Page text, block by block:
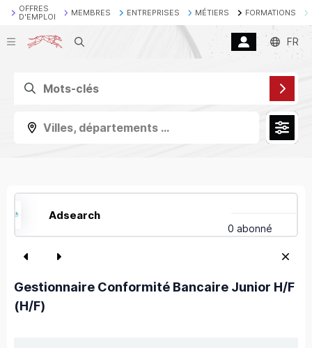
OFFRES
D'EMPLOI
MEMBRES ENTREPRISES MÉTIERS FORMATIONS
Recherche FR
Villes, départements ...
Adsearch
0 abonné
Gestionnaire Conformité Bancaire Junior H/F
(H/F)